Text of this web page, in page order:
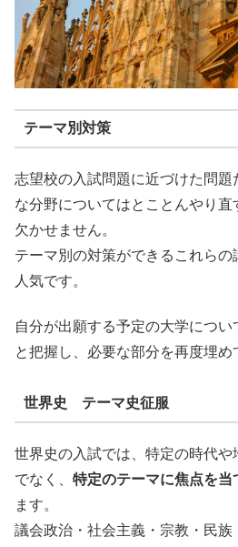
テーマ別対策
志望校の入試問題に近づけた問
な分野についてはとことんやり
欠かせません。
テーマ別の対策ができるこれら
人気です。
自分が出願する予定の大学につい
と把握し、必要な部分を再度埋め
世界史 テーマ史征服
世界史の入試では、特定の時代
でなく、 特定のテーマに焦点を当
ます。
議会政治・社会主義・宗教・民